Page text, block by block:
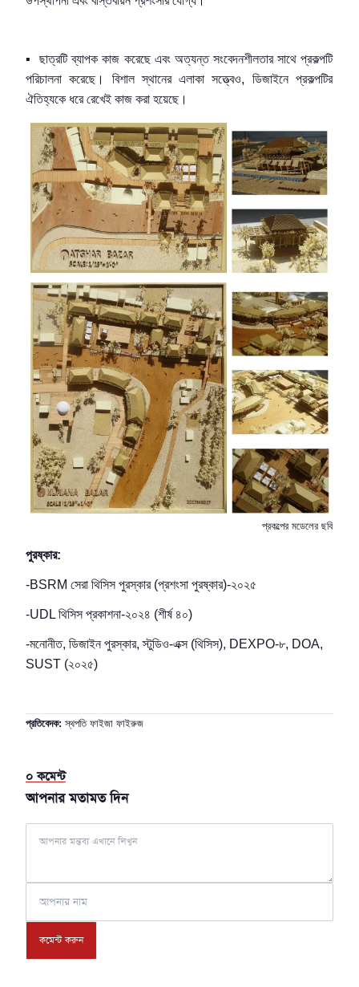
▪ ছাত্রটি ব্যাপক কাজ করেছে এবং অত্যন্ত সংবেদনশীলতার সাথেপ্রকল্পটি
পরিচালনা করেছে। বিশাল স্থানের এলাকা সত্ত্বেও, ডিজাইনে প্রকল্পটির
ঐতিহ্যকে ধরে রেখেই কাজ করা হয়েছে।
প্রকল্পের মডেলের ছবি
পুরষ্কার:
-BSRM সেরা থিসিস পুরস্কার (প্রশংসা পুরষ্কার)-২০২৫
-UDL থিসিস প্রকাশনা-২০২৪ (শীর্ষ ৪০)
-মনোনীত, ডিজাইন পুরস্কার,স্টুডিও-এক্স (থিসিস), DEXPO-৮, DOA,
SUST (২০২৫)
প্রতিবেদক: স্থপতি ফাইজা ফাইরুজ
আপনার মতামত দিন
০ কমেন্ট